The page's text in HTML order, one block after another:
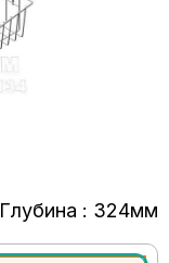
Глубина : 324мм